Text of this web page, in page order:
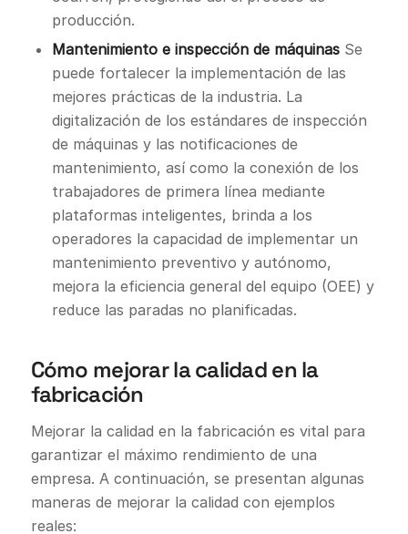
producción.
Mantenimiento e inspección de máquinasSe
puede fortalecer la implementación de las
mejores prácticas de la industria. La
digitalización de los estándares de inspección
de máquinas y las notificaciones de
mantenimiento, así como la conexión de los
trabajadores de primera línea mediante
plataformas inteligentes, brinda a los
operadores la capacidad de implementar un
mantenimiento preventivo y autónomo,
mejora la eficiencia general del equipo (OEE) y
reduce las paradas no planificadas.
Cómo mejorar la calidad en la
fabricación
Mejorar la calidad en la fabricación es vital para
garantizar el máximo rendimiento de una
empresa. A continuación, se presentan algunas
maneras de mejorar la calidad con ejemplos
reales: